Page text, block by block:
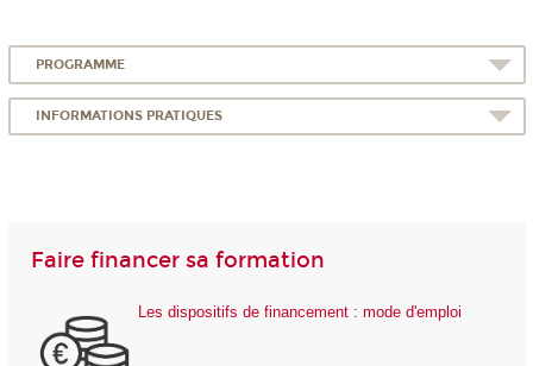
PROGRAMME
INFORMATIONS PRATIQUES
Faire financer sa formation
Les dispositifs de financement : mode d'emploi